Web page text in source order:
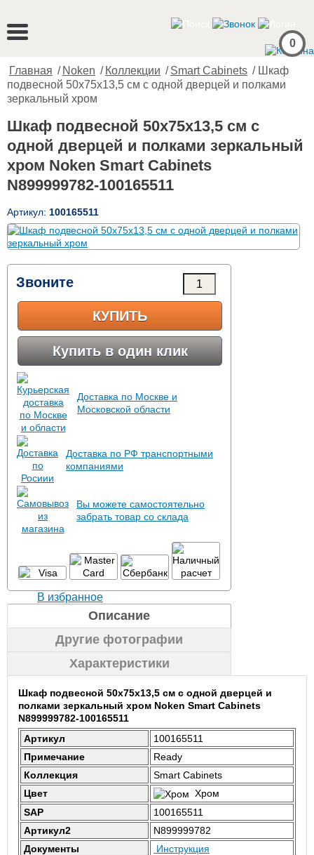
0
Главная / Noken / Коллекции / Smart Cabinets / Шкаф
подвесной 50x75x13,5 см с одной дверцей и полками
зеркальный хром
Шкаф подвесной 50x75x13,5 см с
одной дверцей и полками зеркальный
хром Noken Smart Cabinets
N899999782-100165511
Артикул: 100165511
Звоните
КУПИТЬ
Купить в один клик
Доставка по Москве и
Московской области
Доставка по РФ транспортными
компаниями
Вы можете самостоятельно
забрать товар со склада
В избранное
Описание
Другие фотографии
Характеристики
Шкаф подвесной 50x75x13,5 см с одной дверцей и
полками зеркальный хром Noken Smart Cabinets
N899999782-100165511
Артикул
100165511
Примечание
Ready
Коллекция
Smart Cabinets
Цвет
Хром
SAP
100165511
Артикул2
N899999782
Документы
Инструкция